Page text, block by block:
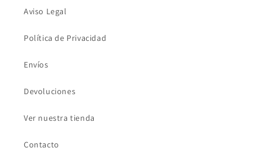
Aviso Legal
Política de Privacidad
Envíos
Devoluciones
Ver nuestra tienda
Contacto